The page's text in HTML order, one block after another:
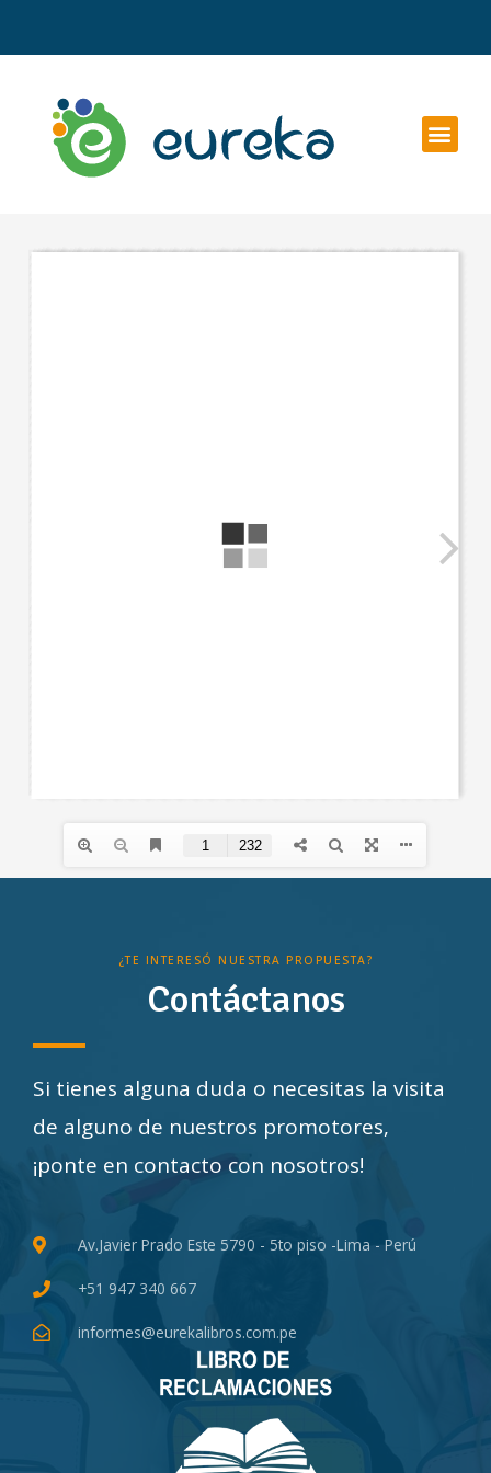
¿TE INTERESÓ NUESTRA PROPUESTA?
Contáctanos
Si tienes alguna duda o necesitas la visita
de alguno de nuestros promotores,
¡ponte en contacto con nosotros!
Av.Javier Prado Este 5790 - 5to piso -Lima - Perú
+51 947 340 667
informes@eurekalibros.com.pe